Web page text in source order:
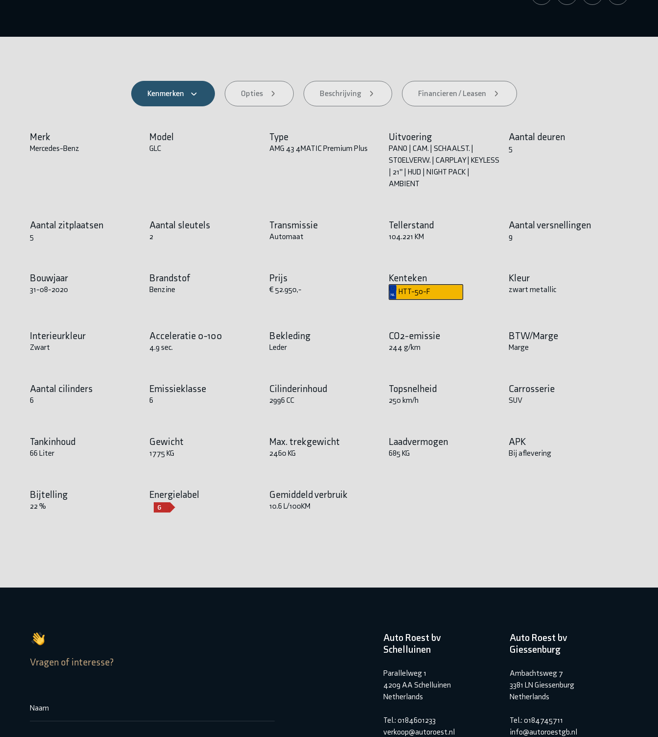
Kenmerken Opties Beschrijving Financieren / Leasen
Merk
Mercedes-Benz
Model
GLC
Type
AMG 43 4MATIC Premium Plus
Uitvoering
PANO | CAM. | SCHAALST. |
STOELVERW. | CARPLAY | KEYLESS
| 21" | HUD | NIGHT PACK |
AMBIENT
Aantal deuren
5
Aantal zitplaatsen
5
Aantal sleutels
2
Transmissie
Automaat
Tellerstand
104.221 KM
Aantal versnellingen
9
Bouwjaar
31-08-2020
Brandstof
Benzine
Prijs
€ 52.950,-
Kenteken
HTT-50-F
Kleur
zwart metallic
Interieurkleur
Zwart
Acceleratie 0-100
4.9 sec.
Bekleding
Leder
CO2-emissie
244 g/km
BTW/Marge
Marge
Aantal cilinders
6
Emissieklasse
6
Cilinderinhoud
2996 CC
Topsnelheid
250 km/h
Carrosserie
SUV
Tankinhoud
66 Liter
Gewicht
1775 KG
Max. trekgewicht
2460 KG
Laadvermogen
685 KG
APK
Bij aflevering
Bijtelling
22 %
Energielabel Gemiddeld verbruik
10.6 L/100KM
Vragen of interesse?
Naam
Auto Roest bv
Schelluinen
Parallelweg 1
4209 AA Schelluinen
Netherlands
Tel.: 0184601233
verkoop@autoroest.nl
Auto Roest bv
Giessenburg
Ambachtsweg 7
3381 LN Giessenburg
Netherlands
Tel.: 0184745711
info@autoroestgb.nl